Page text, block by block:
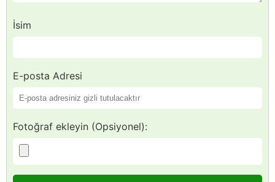
İsim
E-posta Adresi
Fotoğraf ekleyin (Opsiyonel):